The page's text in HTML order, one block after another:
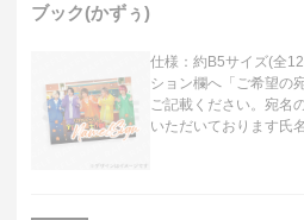
ブック(かずぅ)
仕様：約B5サイズ(全
ション欄へ「ご希望の
ご記載ください。宛名
いただいております氏